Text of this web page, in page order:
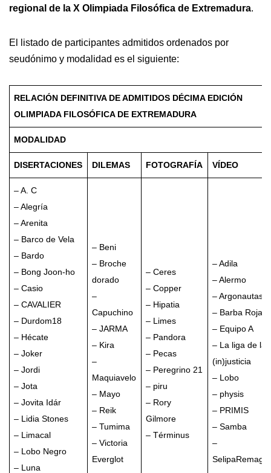
regional de la X Olimpiada Filosófica de Extremadura.
El listado de participantes admitidos ordenados por
seudónimo y modalidad es el siguiente:
RELACIÓN DEFINITIVA DE ADMITIDOS DÉCIMA EDICIÓN
OLIMPIADA FILOSÓFICA DE EXTREMADURA
MODALIDAD
DISERTACIONES DILEMAS FOTOGRAFÍA VÍDEO
– A. C
– Alegría
– Arenita
– Barco de Vela
– Bardo
– Bong Joon-ho
– Casio
– CAVALIER
– Durdom18
– Hécate
– Joker
– Jordi
– Jota
– Jovita Idár
– Lidia Stones
– Limacal
– Lobo Negro
– Luna
– Beni
– Broche
dorado
–
Capuchino
– JARMA
– Kira
–
Maquiavelo
– Mayo
– Reik
– Tumima
– Victoria
Everglot
– Ceres
– Copper
– Hipatia
– Limes
– Pandora
– Pecas
– Peregrino 21
– piru
– Rory
Gilmore
– Términus
– Adila
– Alermo
– Argonautas
– Barba Roja
– Equipo A
– La liga de la
(in)justicia
– Lobo
– physis
– PRIMIS
– Samba
–
SelipaRemago